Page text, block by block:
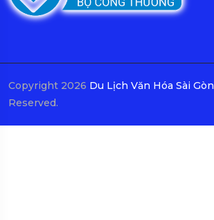
Copyright 2026 Du Lịch Văn Hóa Sài Gòn
Reserved.